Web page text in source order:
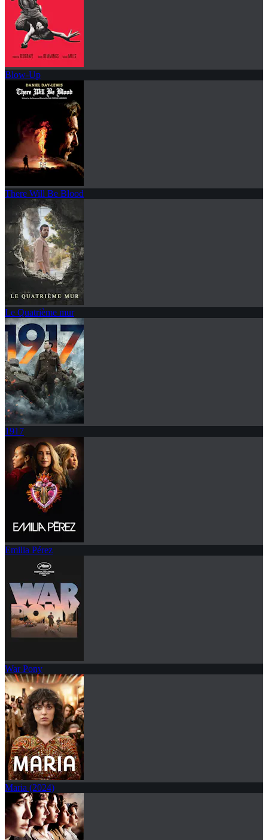
Blow-Up
There Will Be Blood
Le Quatrième mur
1917
Emilia Pérez
War Pony
Maria (2024)